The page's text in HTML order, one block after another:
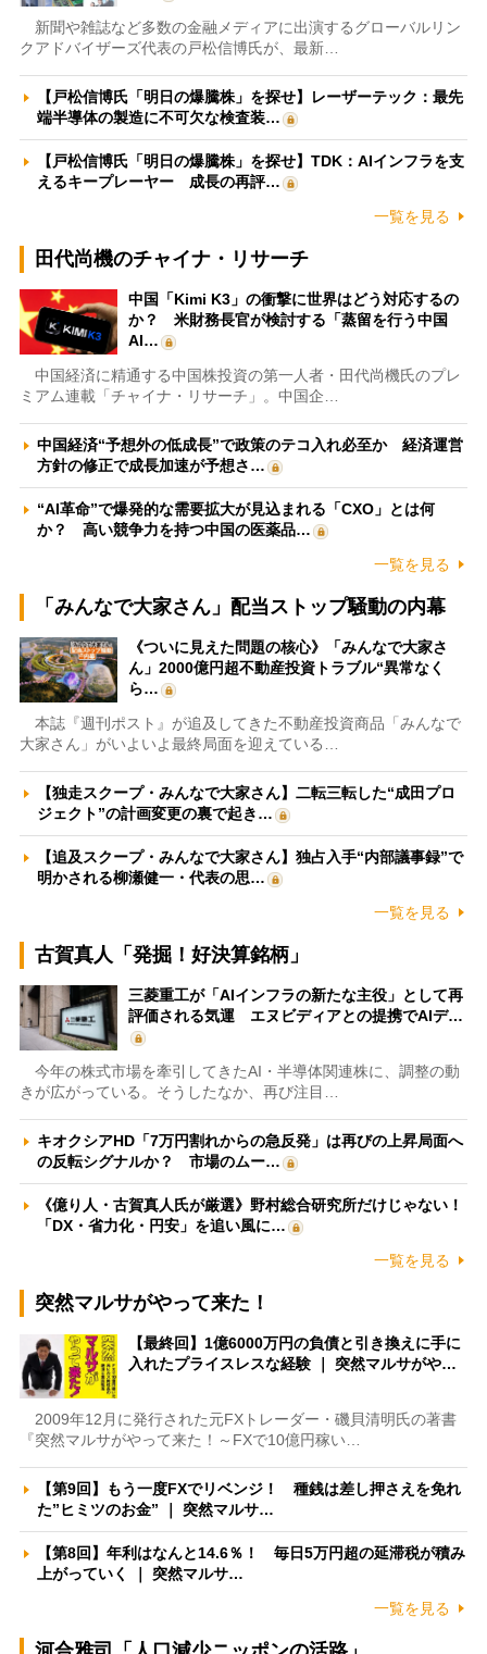
新聞や雑誌など多数の金融メディアに出演するグローバルリン
クアドバイザーズ代表の戸松信博氏が、最新…
【戸松信博氏「明日の爆騰株」を探せ】レーザーテック：最先
端半導体の製造に不可欠な検査装…
【戸松信博氏「明日の爆騰株」を探せ】TDK：AIインフラを支
えるキープレーヤー 成長の再評…
一覧を見る
田代尚機のチャイナ・リサーチ
中国「Kimi K3」の衝撃に世界はどう対応するの
か？ 米財務長官が検討する「蒸留を行う中国
AI…
中国経済に精通する中国株投資の第一人者・田代尚機氏のプレ
ミアム連載「チャイナ・リサーチ」。中国企…
中国経済“予想外の低成長”で政策のテコ入れ必至か 経済運営
方針の修正で成長加速が予想さ…
“AI革命”で爆発的な需要拡大が見込まれる「CXO」とは何
か？ 高い競争力を持つ中国の医薬品…
一覧を見る
「みんなで大家さん」配当ストップ騒動の内幕
《ついに見えた問題の核心》「みんなで大家さ
ん」2000億円超不動産投資トラブル“異常なく
ら…
本誌『週刊ポスト』が追及してきた不動産投資商品「みんなで
大家さん」がいよいよ最終局面を迎えている…
【独走スクープ・みんなで大家さん】二転三転した“成田プロ
ジェクト”の計画変更の裏で起き…
【追及スクープ・みんなで大家さん】独占入手“内部議事録”で
明かされる柳瀬健一・代表の思…
一覧を見る
古賀真人「発掘！好決算銘柄」
三菱重工が「AIインフラの新たな主役」として再
評価される気運 エヌビディアとの提携でAIデ…
今年の株式市場を牽引してきたAI・半導体関連株に、調整の動
きが広がっている。そうしたなか、再び注目…
キオクシアHD「7万円割れからの急反発」は再びの上昇局面へ
の反転シグナルか？ 市場のムー…
《億り人・古賀真人氏が厳選》野村総合研究所だけじゃない！
「DX・省力化・円安」を追い風に…
一覧を見る
突然マルサがやって来た！
【最終回】1億6000万円の負債と引き換えに手に
入れたプライスレスな経験 ｜ 突然マルサがや…
2009年12月に発行された元FXトレーダー・磯貝清明氏の著書
『突然マルサがやって来た！～FXで10億円稼い…
【第9回】もう一度FXでリベンジ！ 種銭は差し押さえを免れ
た”ヒミツのお金” ｜ 突然マルサ…
【第8回】年利はなんと14.6％！ 毎日5万円超の延滞税が積み
上がっていく ｜ 突然マルサ…
一覧を見る